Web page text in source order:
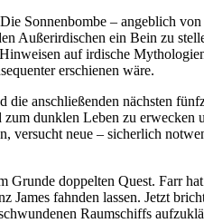
Sonnenbombe – angeblich
Außerirdischen ein Bein zu
auf irdische
erschienen wäre.
die anschließenden nächsten
dunklen Leben zu erwecken
versucht neue – sicherlich
Grunde doppelten Quest. Farr
James fahnden lassen. Jetzt
Raumschiffs